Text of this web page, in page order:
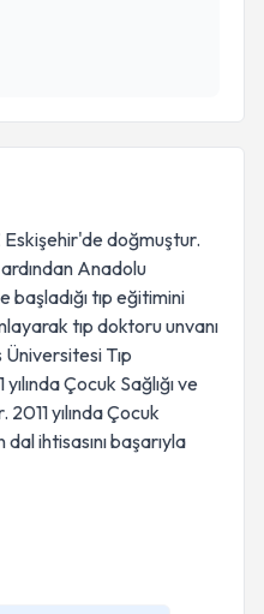
doğmuştur.
Anadolu
tıp eğitimini
tıp doktoru unvanı
Üniversitesi Tıp
Çocuk Sağlığı ve
2011 yılında Çocuk
ihtisasını başarıyla